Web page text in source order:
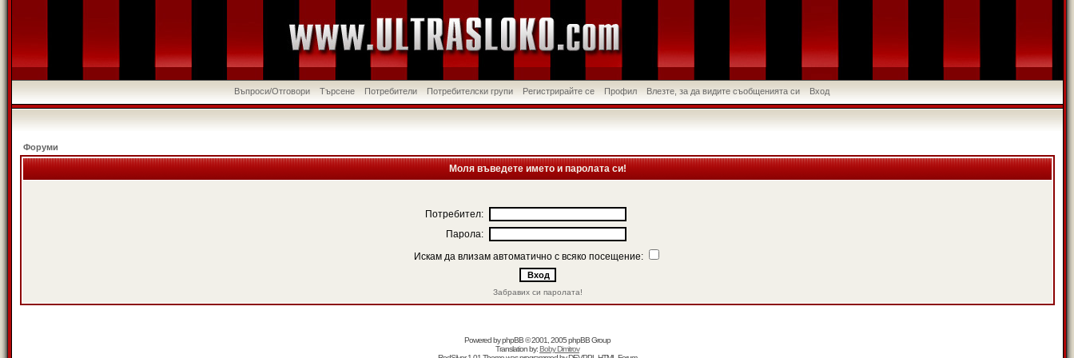
Въпроси/Отговори Търсене Потребители Потребителски групи Регистрирайте се Профил Влезте, за да видите съобщенията си Вход
Форуми
Моля въведете името и паролата си!
Потребител:
Парола:
Искам да влизам автоматично с всяко посещение:
Забравих си паролата!
Powered byphpBB© 2001, 2005 phpBB Group
Translation by:Boby Dimitrov